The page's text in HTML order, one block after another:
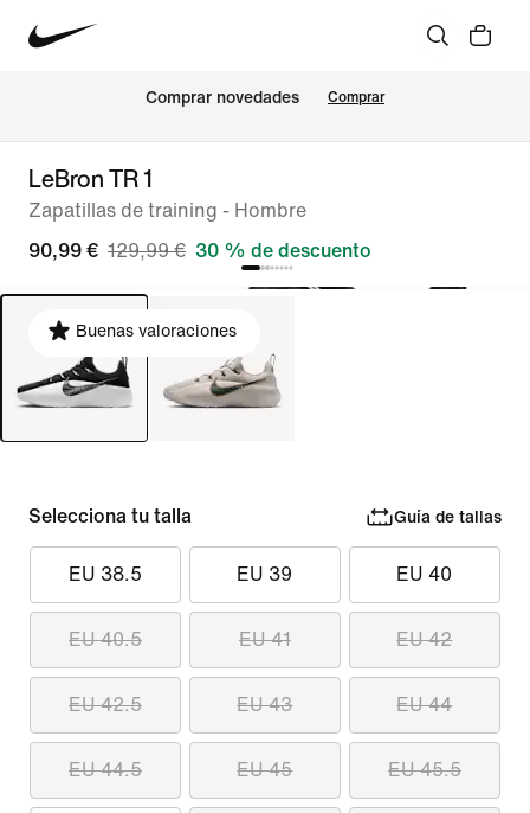
Comprar novedades Comprar
LeBron TR 1
Zapatillas de training - Hombre
90,99 € 129,99 € 30 % de descuento
Buenas valoraciones
Selecciona tu talla Guía de tallas
EU 38.5 EU 39 EU 40
EU 40.5 EU 41 EU 42
EU 42.5 EU 43 EU 44
EU 44.5 EU 45 EU 45.5